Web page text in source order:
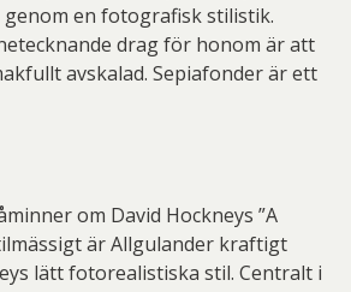
en fotografisk stilistik.
drag för honom är att
avskalad. Sepiafonder är ett
om David Hockneys ”A
är Allgulander kraftigt
lätt fotorealistiska stil. Centralt i